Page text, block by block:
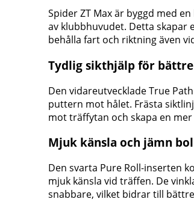
Spider ZT Max är byggd med
av klubbhuvudet. Detta skapar
behålla fart och riktning även
Tydlig sikthjälp för
Den vidareutvecklade True
puttern mot hålet. Frästa
mot träffytan och skapa en
Mjuk känsla och jämn
Den svarta Pure Roll-inserten
mjuk känsla vid träffen. De
snabbare, vilket bidrar till